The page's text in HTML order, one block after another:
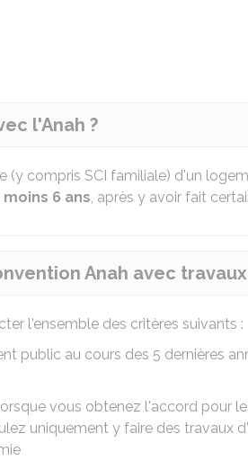
l'Anah ?
(y compris SCI familiale) d'un
moins 6 ans, après y avoir fait
Anah avec travaux
l'ensemble des critères suivants :
public au cours des 5 dernières
vous obtenez l'accord pour
uniquement y faire des travaux